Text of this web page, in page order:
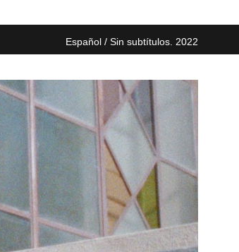
Español / Sin subtítulos. 2022